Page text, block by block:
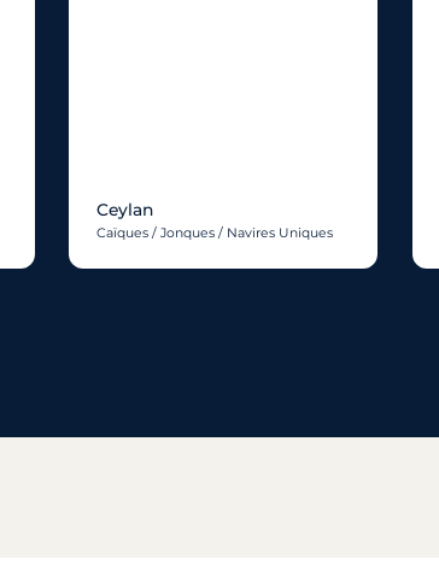
Ceylan
Caïques / Jonques / Navires Uniques